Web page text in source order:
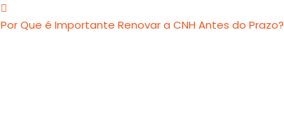
Por Que é Importante Renovar a CNH Antes do Prazo?